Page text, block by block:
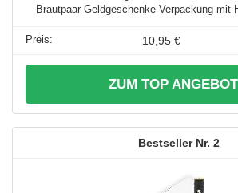
Brautpaar Geldgeschenke Verpackung mit
10,95 €
ZUM TOP
2